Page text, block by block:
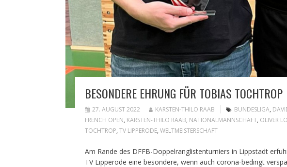
BESONDERE EHRUNG FÜR TOBIAS TOCHTROP
27. AUGUST 2022 KARSTEN-THILO RAAB BUNDESLIGA,
FRENCH OPEN, KARSTEN-THILO RAAB, NATIONALMANNSCHAFT, OLIVER
TOCHTROP, TV LIPPERODE, WELTMEISTERSCHAFT
Am Rande des DFFB-Doppelranglistenturniers in Lippstadt
TV Lipperode eine besondere, wenn auch corona-bedingt